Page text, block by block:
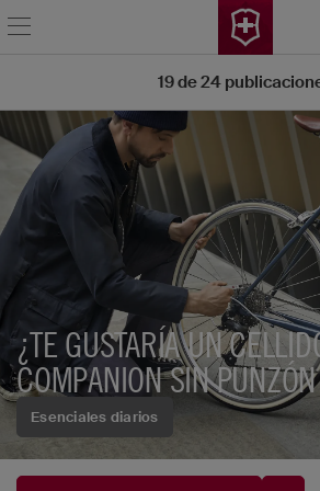
Esenciales diarios
¿TE GUSTARÍA UN
COMPANION SIN
19de24